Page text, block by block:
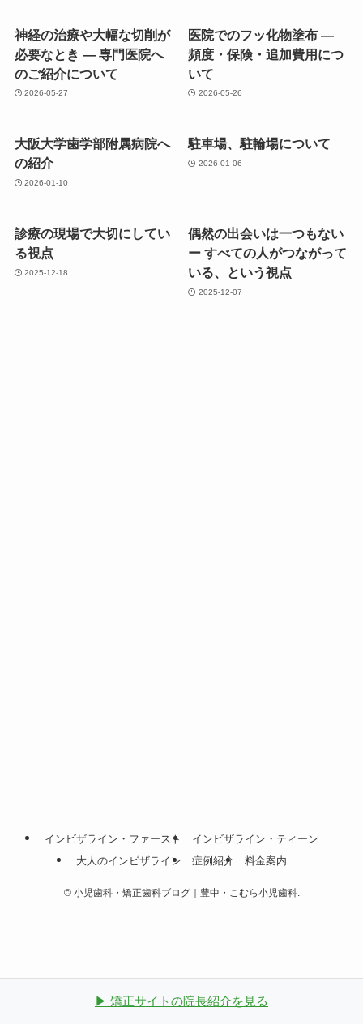
神経の治療や大幅な切削が
必要なとき ― 専門医院へ
のご紹介について
2026-05-27
医院でのフッ化物塗布 ―
頻度・保険・追加費用につ
いて
2026-05-26
大阪大学歯学部附属病院へ
の紹介
2026-01-10
駐車場、駐輪場について
2026-01-06
診療の現場で大切にしてい
る視点
2025-12-18
偶然の出会いは一つもない
ー すべての人がつながって
いる、という視点
2025-12-07
インビザライン・ファースト
インビザライン・ティーン
大人のインビザライン
症例紹介 料金案内
©小児歯科・矯正歯科ブログ｜豊中・こむら小児歯科.
▶ 矯正サイトの院長紹介を見る